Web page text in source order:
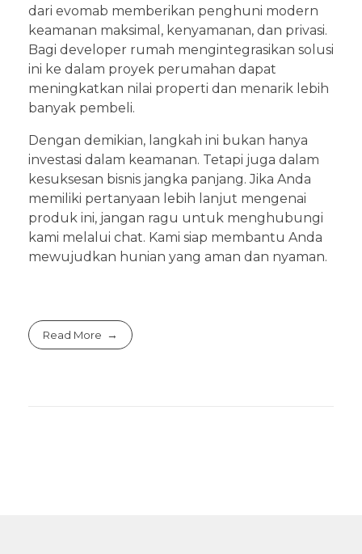
dari evomab memberikan penghuni modern
keamanan maksimal, kenyamanan, dan privasi.
Bagi developer rumah mengintegrasikan solusi
ini ke dalam proyek perumahan dapat
meningkatkan nilai properti dan menarik lebih
banyak pembeli.
Dengan demikian, langkah ini bukan hanya
investasi dalam keamanan. Tetapi juga dalam
kesuksesan bisnis jangka panjang. Jika Anda
memiliki pertanyaan lebih lanjut mengenai
produk ini, jangan ragu untuk menghubungi
kami melalui chat. Kami siap membantu Anda
mewujudkan hunian yang aman dan nyaman.
Read More